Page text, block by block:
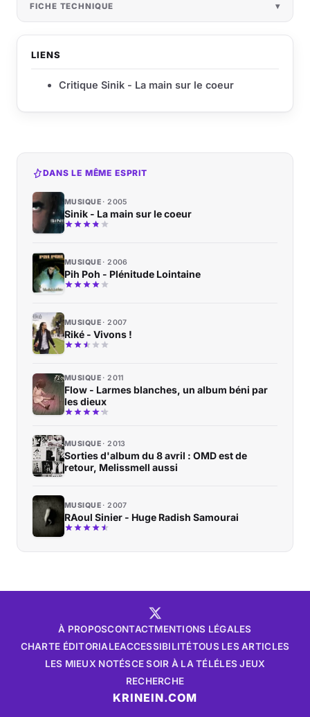
FICHE TECHNIQUE
LIENS
Critique Sinik - La main sur le coeur
DANS LE MÊME ESPRIT
MUSIQUE 2005
Sinik - La main sur le coeur
MUSIQUE 2006
Pih Poh - Plénitude Lointaine
MUSIQUE 2007
Riké - Vivons !
MUSIQUE 2011
Flow - Larmes blanches, un album béni par
les dieux
MUSIQUE 2013
Sorties d'album du 8 avril : OMD est de
retour, Melissmell aussi
MUSIQUE 2007
RAoul Sinier - Huge Radish Samourai
À PROPOSCONTACTMENTIONS LÉGALES
CHARTE ÉDITORIALEACCESSIBILITÉTOUS LES ARTICLES
LES MIEUX NOTÉSCE SOIR À LA TÉLÉLES JEUX
RECHERCHE
KRINEIN.COM